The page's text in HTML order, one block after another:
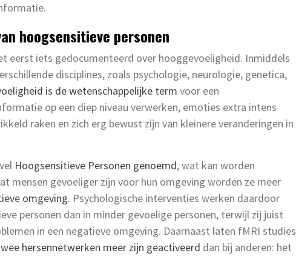
hoogsensitieve personen
eerst iets gedocumenteerd over hooggevoeligheid. Inmiddels
disciplines, zoals psychologie, neurologie, genetica,
is de wetenschappelijke term voor een
op een diep niveau verwerken, emoties extra intens
raken en zich erg bewust zijn van kleinere veranderingen in
Hoogsensitieve Personen genoemd, wat kan worden
mensen gevoeliger zijn voor hun omgeving worden ze meer
omgeving. Psychologische interventies werken daardoor
personen dan in minder gevoelige personen, terwijl zij juist
in een negatieve omgeving. Daarnaast laten fMRI studies
hersennetwerken meer zijn geactiveerd dan bij anderen: het